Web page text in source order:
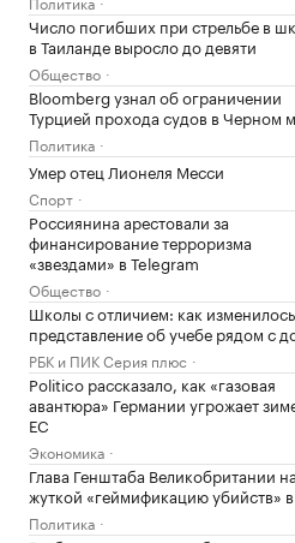
Число погибших при стрельбе в
в Таиланде выросло до девяти
Общество
Bloomberg узнал об ограничении
Турцией прохода судов в Черном
Политика
Умер отец Лионеля Месси
Спорт
Россиянина арестовали за
финансирование терроризма
«звездами» в Telegram
Общество
Школы с отличием: как изменилось
представление об учебе рядом с
РБК и ПИК Серия плюс
Politico рассказало, как «газовая
авантюра» Германии угрожает
ЕС
Экономика
Глава Генштаба Великобритании
жуткой «геймификацию убийств»
Политика